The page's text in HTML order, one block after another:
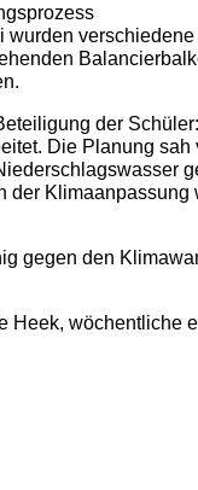
der
Die Planung sah
der Klimaanpassung
gegen den
Heek, wöchentliche